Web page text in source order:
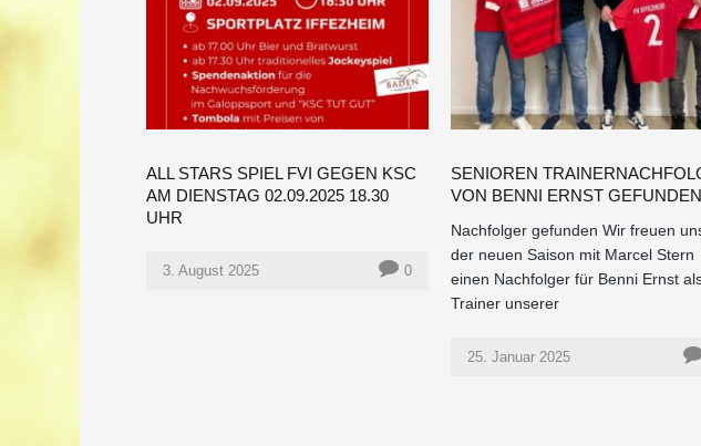
ALL STARS SPIEL FVI GEGEN KSC
AM DIENSTAG 02.09.2025 18.30
UHR
3. August 2025 0
SENIOREN
VON BENNI ERNST GEFUNDEN
Nachfolger gefunden Wir freuen
der neuen Saison mit Marcel Stern
einen Nachfolger für Benni Ernst
Trainer unserer
25. Januar 2025